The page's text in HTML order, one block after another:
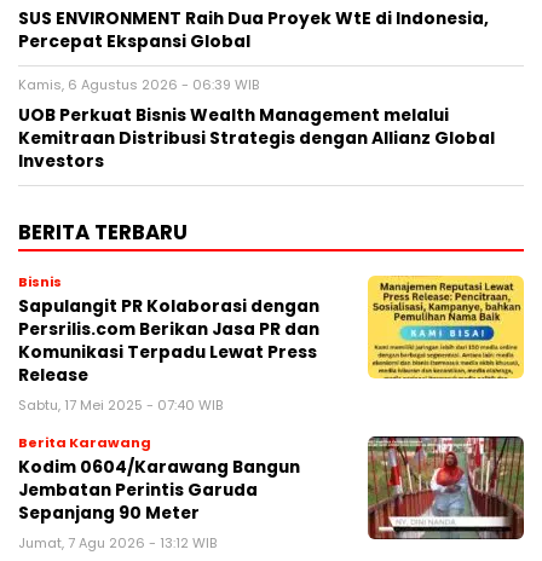
SUS ENVIRONMENT Raih Dua Proyek WtE di Indonesia,
Percepat Ekspansi Global
Kamis, 6 Agustus 2026 - 06:39 WIB
UOB Perkuat Bisnis Wealth Management melalui
Kemitraan Distribusi Strategis dengan Allianz Global
Investors
BERITA TERBARU
Bisnis
Sapulangit PR Kolaborasi dengan
Persrilis.com Berikan Jasa PR dan
Komunikasi Terpadu Lewat Press
Release
Sabtu, 17 Mei 2025 - 07:40 WIB
Berita Karawang
Kodim 0604/Karawang Bangun
Jembatan Perintis Garuda
Sepanjang 90 Meter
Jumat, 7 Agu 2026 - 13:12 WIB